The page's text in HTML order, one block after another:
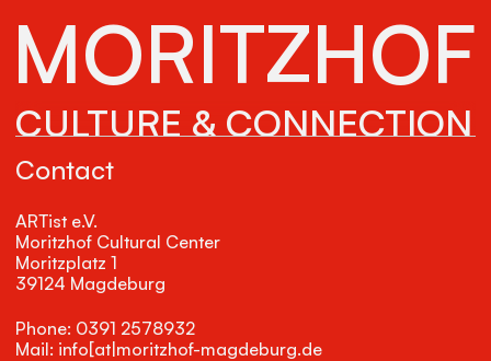
Contact
ARTist e.V.
Moritzhof Cultural Center
Moritzplatz 1
39124 Magdeburg
Phone: 0391 2578932
Mail: info[at|moritzhof-magdeburg.de
MORITZHOF
CULTURE & CONNECTION